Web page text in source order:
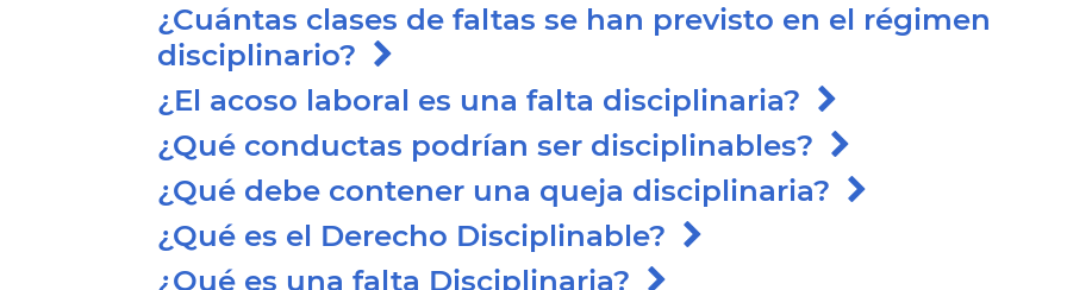
¿Cuántas clases de faltas se han previsto en el régimen
disciplinario?
¿El acoso laboral es una falta disciplinaria?
¿Qué conductas podrían ser disciplinables?
¿Qué debe contener una queja disciplinaria?
¿Qué es el Derecho Disciplinable?
¿Qué es una falta Disciplinaria?